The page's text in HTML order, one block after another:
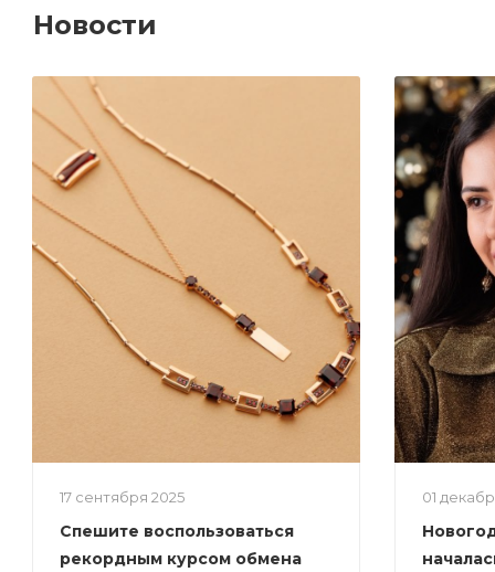
Новости
17 сентября 2025
Спешите воспользоваться
рекордным курсом обмена
01